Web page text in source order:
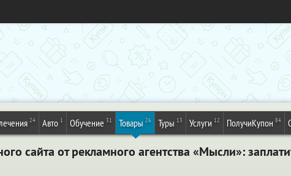
24 Авто 1 Обучение 31 Товары 26 Туры 13 Услуги 12 ПолучиКупон 84
сайта от рекламного агентства «Мысли»: